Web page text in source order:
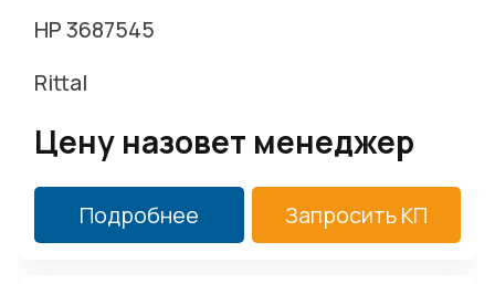
HP 3687545
Rittal
Цену назовет менеджер
Подробнее Запросить КП